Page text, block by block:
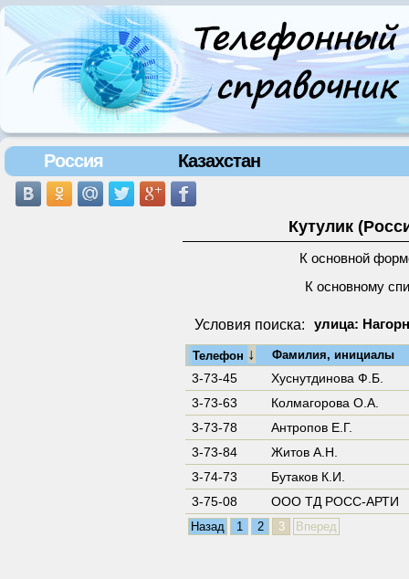
Россия Казахстан
Кутулик
К основной
К основному
Условия поиска: улица:
Телефон ↓ Фамилия, инициалы
3-73-45
Хуснутдинова Ф.Б.
3-73-63
Колмагорова О.А.
3-73-78
Антропов Е.Г.
3-73-84
Житов А.Н.
3-74-73
Бутаков К.И.
3-75-08
ООО ТД РОСС-АРТИ
Назад 1 2 3 Вперед